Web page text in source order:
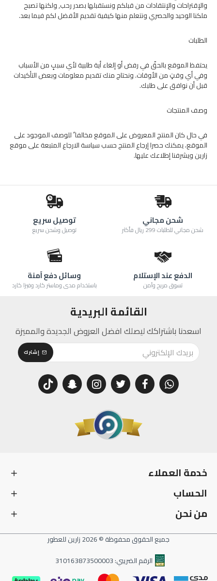
والإقتراحات والإنتقادات من قبلكم ونستقبلها بصدر رحب, ولكنها تصبح
ملكنا الوحيد والحصري ونتعلم منها كيفية تقديم الأفضل لكم فيما بعد.
الطلبات
يحتفظ الموقع بالحقّ في رفض أو إلغاء أية طلبية لأي سببٍ من الأسباب
وفي أي وقتٍ من الأوقات. ونحتاج منك تقديم معلومات وبعض التأكيدات
قبل أن نوافق على طلبك.
وصف المنتجات
في حال كان المنتج المعروض على الموقع مخالفا ً للوصف الموجود على
الموقع، يمكنك حصرا إرجاع المنتج حسب سياسة الارجاع المتبعة على موقع
زارين ويشرفنا إطلاعك عليها.
شحن مجاني
شحن مجاني للطلبات 299 ريال فأكثر
توصيل سريع
توصيل وشحن سريع
الدفع عند الإستلام
تسوق مريح وآمن
وسائل دفع آمنة
باستخدام مدى وماستر كارد وفيزا كارد
القائمة البريدية
اسعدنا باشتراكك ليصلك افضل العروض الجديدة والمميزة
إشترك
خدمة العملاء
الحساب
من نحن
جميع الحقوق محفوظة © 2026 زارين للعطور
الرقم الضريبي: 310163873500003